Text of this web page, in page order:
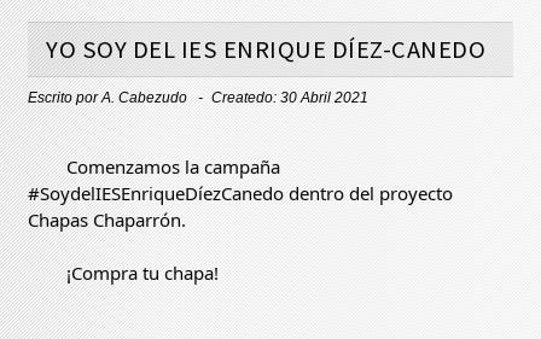
YO SOY DEL IES ENRIQUE DÍEZ-CANEDO
Escrito porA. Cabezudo Createdo: 30 Abril 2021
#SoydelIESEnriqueDíezCanedo dentro del proyecto
Chapas Chaparrón.
	¡Compra tu chapa!